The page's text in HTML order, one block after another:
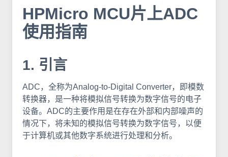
HPMicro MCU片上ADC
使用指南
1. 引言
ADC，全称为Analog-to-Digital Converter，即模数
转换器，是一种将模拟信号转换为数字信号的电子
设备。ADC的主要作用是在存在外部和内部噪声的
情况下，将未知的模拟信号转换为数字信号，以便
于计算机或其他数字系统进行处理和分析。